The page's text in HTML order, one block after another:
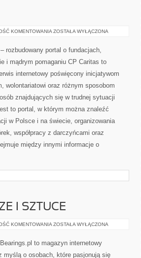
KOMENTOWANIA WOLONTARIAT
ZOSTAŁA WYŁĄCZONA
rozbudowany portal o fundacjach,
i mądrym pomaganiu CP Caritas to
internetowy poświęcony inicjatywom
wolontariatowi oraz różnym sposobom
znajdujących się w trudnej sytuacji
to portal, w którym można znaleźć
w Polsce i na świecie, organizowania
współpracy z darczyńcami oraz
między innymi informacje o
I SZTUCE
KOMENTOWANIA SAMOCHODY
SZTUCE
ZOSTAŁA WYŁĄCZONA
to magazyn internetowy
myślą o osobach, które pasjonują się